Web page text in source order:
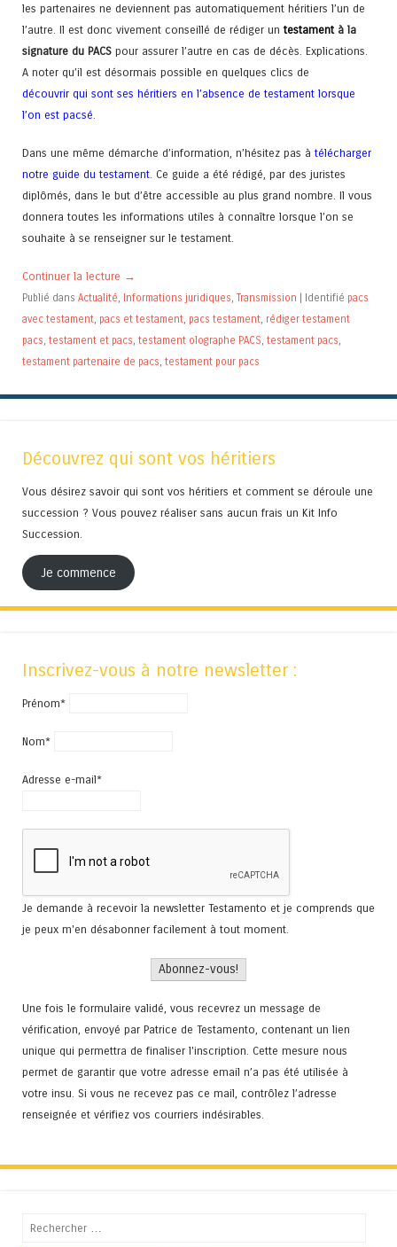
les partenaires ne deviennent pas automatiquement héritiers l’un de
l’autre. Il est donc vivement conseillé de rédiger untestament à la
signature du PACS pour assurer l’autre en cas de décès. Explications.
A noter qu’il est désormais possible en quelques clics de
découvrir qui sont ses héritiers en l’absence de testament lorsque
l’on est pacsé
Dans une même démarche d’information, n’hésitez pas àtélécharger
notre guide du testament. Ce guide a été rédigé, par des juristes
diplômés, dans le but d’être accessible au plus grand nombre. Il vous
donnera toutes les informations utiles à connaître lorsque l’on se
souhaite à se renseigner sur le testament.
Continuer la lecture →
Publié dans Actualité, Informations juridiques, Transmission Identifié pacs
avec testament, pacs et testament, pacs testament, rédiger testament
pacs, testament et pacs, testament olographe PACS, testament pacs,
testament partenaire de pacs, testament pour pacs
Découvrez qui sont vos héritiers
Vous désirez savoir qui sont vos héritiers et comment se déroule une
succession ? Vous pouvez réaliser sans aucun frais un Kit Info
Succession.
Je commence
Inscrivez-vous à notre newsletter :
Prénom*
Nom*
Adresse e-mail*
Je demande à recevoir la newsletter Testamento et je comprends que
je peux m'en désabonner facilement à tout moment.
Une fois le formulaire validé, vous recevrez un message de
vérification, envoyé par Patrice de Testamento, contenant un lien
unique qui permettra de finaliser l'inscription. Cette mesure nous
permet de garantir que votre adresse email n’a pas été utilisée à
votre insu. Si vous ne recevez pas ce mail, contrôlez l’adresse
renseignée et vérifiez vos courriers indésirables.
Recherche